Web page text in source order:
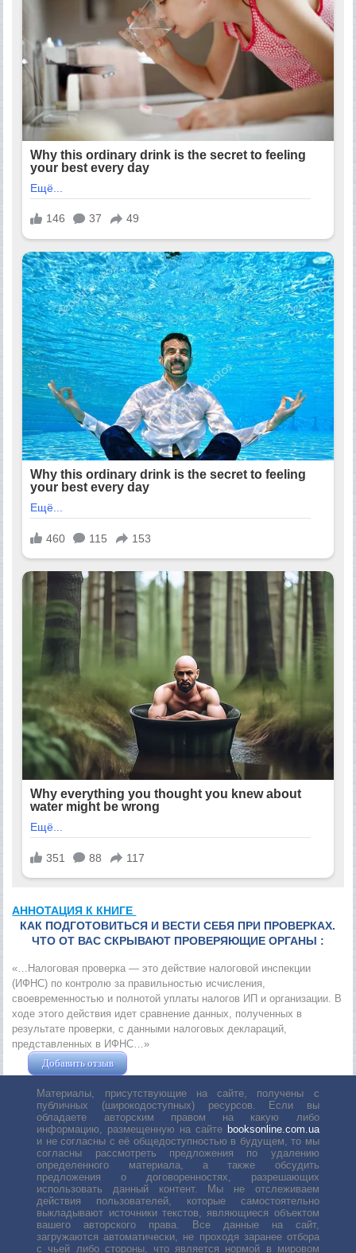
АННОТАЦИЯ К КНИГЕ
КАК ПОДГОТОВИТЬСЯ И ВЕСТИ СЕБЯ ПРИ ПРОВЕРКАХ.
ЧТО ОТ ВАС СКРЫВАЮТ ПРОВЕРЯЮЩИЕ ОРГАНЫ :
«…Налоговая проверка — это действие налоговой инспекции
(ИФНС) по контролю за правильностью исчисления,
своевременностью и полнотой уплаты налогов ИП и организации. В
ходе этого действия идет сравнение данных, полученных в
результате проверки, с данными налоговых деклараций,
представленных в ИФНС…»
Добавить отзыв
Материалы, присутствующие на сайте, получены с
публичных (широкодоступных) ресурсов. Если вы
обладаете авторским правом на какую либо
информацию, размещенную на сайте booksonline.com.ua
и не согласны с её общедоступностью в будущем, то мы
согласны рассмотреть предложения по удалению
определенного материала, а также обсудить
предложения о договоренностях, разрешающих
использовать данный контент. Мы не отслеживаем
действия пользователей, которые самостоятельно
выкладывают источники текстов, являющиеся объектом
вашего авторского права. Все данные на сайт,
загружаются автоматически, не проходя заранее отбора
с чьей либо стороны, что является нормой в мировом